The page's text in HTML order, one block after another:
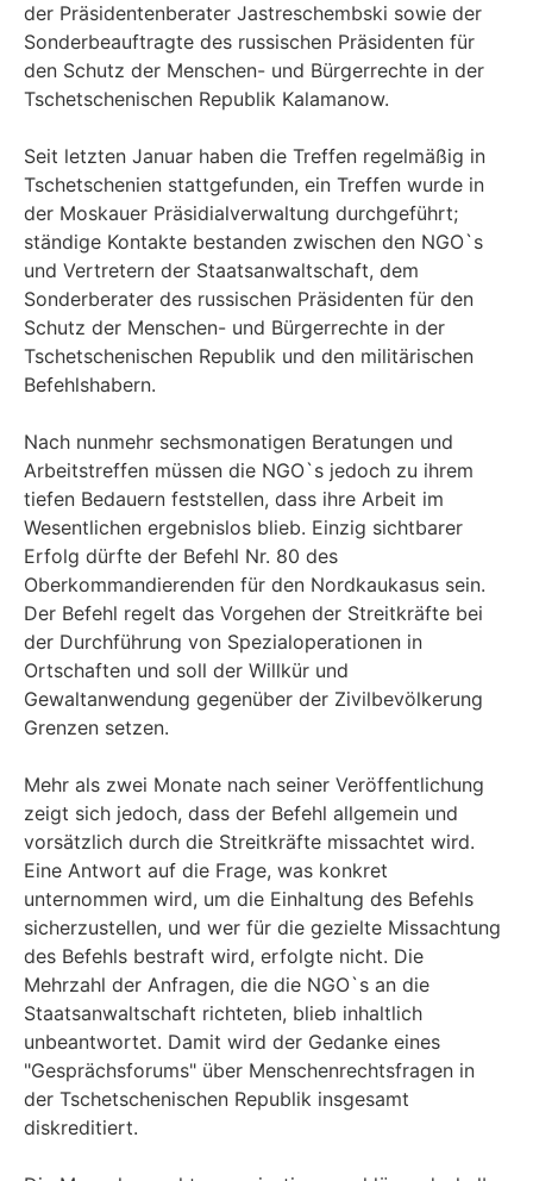
der Präsidentenberater Jastreschembski sowie der
Sonderbeauftragte des russischen Präsidenten für
den Schutz der Menschen- und Bürgerrechte in der
Tschetschenischen Republik Kalamanow.
Seit letzten Januar haben die Treffen regelmäßig in
Tschetschenien stattgefunden, ein Treffen wurde in
der Moskauer Präsidialverwaltung durchgeführt;
ständige Kontakte bestanden zwischen den NGO`s
und Vertretern der Staatsanwaltschaft, dem
Sonderberater des russischen Präsidenten für den
Schutz der Menschen- und Bürgerrechte in der
Tschetschenischen Republik und den militärischen
Befehlshabern.
Nach nunmehr sechsmonatigen Beratungen und
Arbeitstreffen müssen die NGO`s jedoch zu ihrem
tiefen Bedauern feststellen, dass ihre Arbeit im
Wesentlichen ergebnislos blieb. Einzig sichtbarer
Erfolg dürfte der Befehl Nr. 80 des
Oberkommandierenden für den Nordkaukasus sein.
Der Befehl regelt das Vorgehen der Streitkräfte bei
der Durchführung von Spezialoperationen in
Ortschaften und soll der Willkür und
Gewaltanwendung gegenüber der Zivilbevölkerung
Grenzen setzen.
Mehr als zwei Monate nach seiner Veröffentlichung
zeigt sich jedoch, dass der Befehl allgemein und
vorsätzlich durch die Streitkräfte missachtet wird.
Eine Antwort auf die Frage, was konkret
unternommen wird, um die Einhaltung des Befehls
sicherzustellen, und wer für die gezielte Missachtung
des Befehls bestraft wird, erfolgte nicht. Die
Mehrzahl der Anfragen, die die NGO`s an die
Staatsanwaltschaft richteten, blieb inhaltlich
unbeantwortet. Damit wird der Gedanke eines
"Gesprächsforums" über Menschenrechtsfragen in
der Tschetschenischen Republik insgesamt
diskreditiert.